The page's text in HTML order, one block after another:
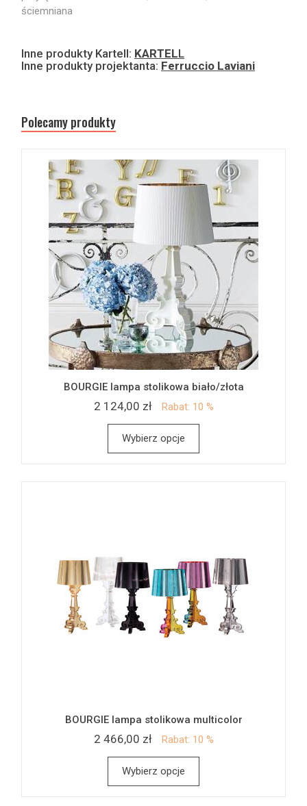
ściemniana
Inne produkty Kartell: KARTELL
Inne produkty projektanta: Ferruccio Laviani
Polecamy produkty
BOURGIE lampa stolikowa biało/złota
2 124,00 zł Rabat: 10 %
Wybierz opcje
BOURGIE lampa stolikowa multicolor
2 466,00 zł Rabat: 10 %
Wybierz opcje